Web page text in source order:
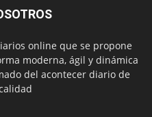
online que se propone
moderna, ágil y dinámica
del acontecer diario de